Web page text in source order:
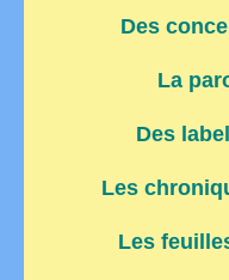
Des
La
Des
Les
Les